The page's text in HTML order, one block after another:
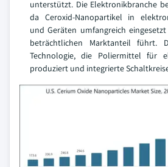
unterstützt. Die Elektronikbranche
da Ceroxid-Nanopartikel in
und Geräten umfangreich
beträchtlichen Marktanteil führt.
Technologie, die Poliermittel für
produziert und integrierte